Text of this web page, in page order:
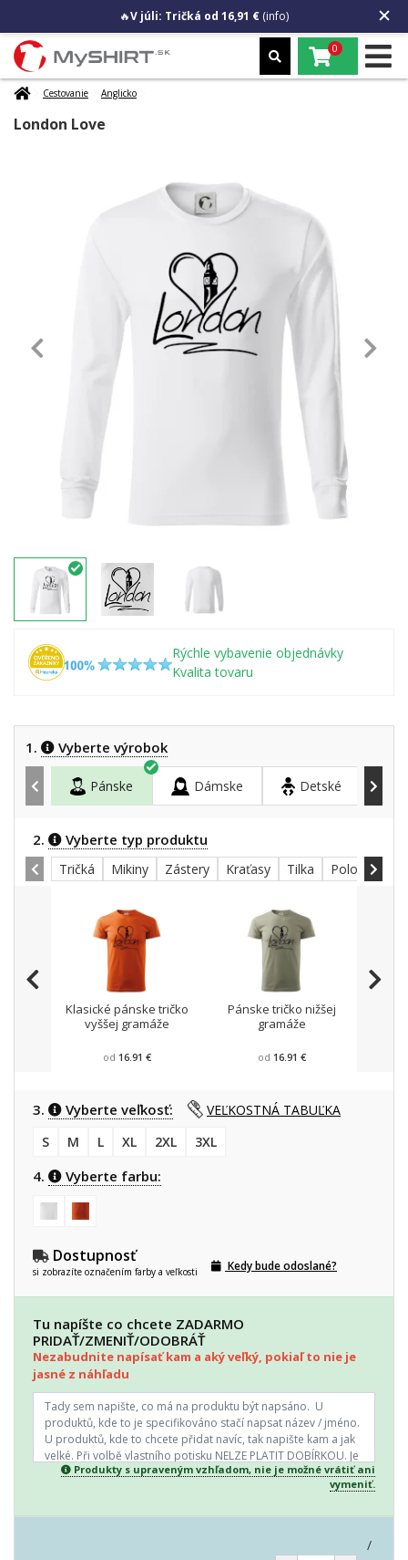
🔥V júli: Tričká od 16,91 € (info)
0
Cestovanie Anglicko
London Love
Rýchle vybavenie objednávky
Kvalita tovaru
1. Vyberte výrobok
Pánske Dámske Detské
2. Vyberte typ produktu
Tričká Mikiny Zástery Kraťasy Tilka Polokošele
Klasické pánske tričko
vyššej gramáže
od 16.91 €
Pánske tričko nižšej
gramáže
od 16.91 €
3. Vyberte veľkosť:
VEĽKOSTNÁ TABUĽKA
S
M L XL 2XL 3XL
4. Vyberte farbu:
Dostupnosť
si zobrazíte označením farby a veľkosti Kedy bude odoslané?
Tu napíšte co chcete ZADARMO
PRIDAŤ/ZMENIŤ/ODOBRÁŤ
Nezabudnite napísať kam a aký veľký, pokiaľ to nie je
jasné z náhľadu
Produkty s upraveným vzhľadom, nie je možné vrátiť ani
vymeniť.
/